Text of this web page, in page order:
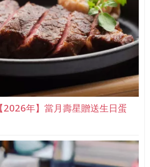
2026年】當月壽星贈送生日蛋